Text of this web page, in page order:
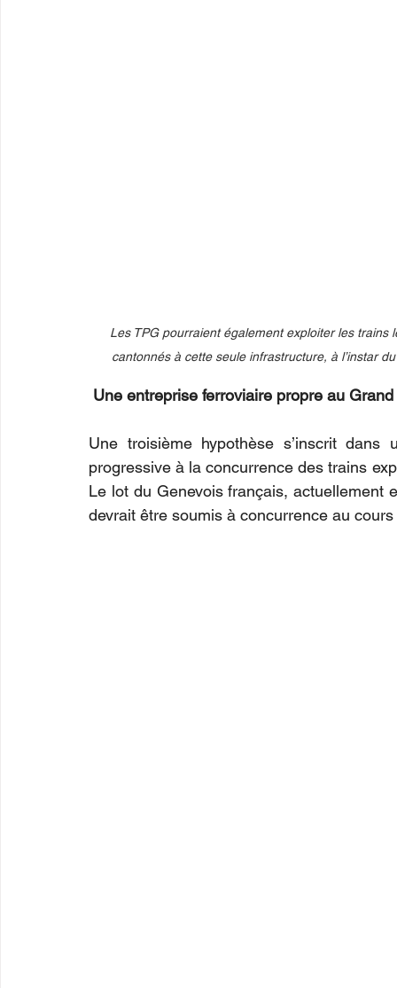
Les TPG pourraient également exploiter les
cantonnés à cette seule infrastructure, à l’instar
Une entreprise ferroviaire propre au
Une troisième hypothèse s’inscrit dans
progressive à la concurrence des trains
Le lot du Genevois français, actuellement
devrait être soumis à concurrence au